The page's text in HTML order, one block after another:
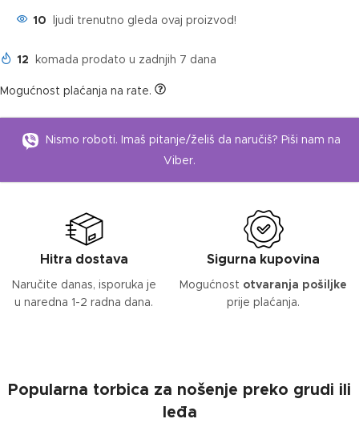
10 ljudi trenutno gleda ovaj proizvod!
12 komada prodato u zadnjih 7 dana
Mogućnost plaćanja na rate.
Nismo roboti. Imaš pitanje/želiš da naručiš? Piši nam na
Viber.
Hitra dostava
Naručite danas, isporuka je
u naredna 1-2 radna dana.
Sigurna kupovina
Mogućnost otvaranja pošiljke
prije plaćanja.
Popularna torbica za nošenje preko grudi ili
leđa